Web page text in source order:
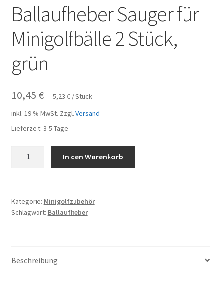
Ballaufheber Sauger für
Minigolfbälle 2 Stück,
grün
10,45 € 5,23€ /Stück
inkl. 19 % MwSt. Zzgl. Versand
Lieferzeit: 3-5 Tage
2
Stück,
In den Warenkorb
Kategorie: Minigolfzubehör
Schlagwort: Ballaufheber
Beschreibung